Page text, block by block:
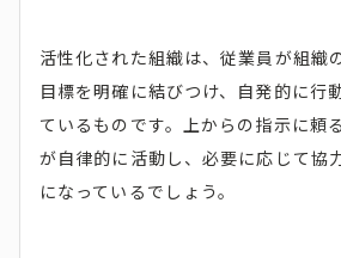
活性化された組織は、従業員が組織
目標を明確に結びつけ、自発的に行
ているものです。上からの指示に頼
が自律的に活動し、必要に応じて協
になっているでしょう。